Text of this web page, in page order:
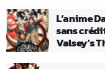
L’anime
sans
Valsey’s